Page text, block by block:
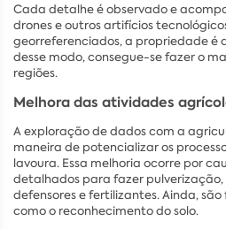
Cada detalhe é observado e
drones e outros artifícios
georreferenciados, a propriedade é
desse modo, consegue-se fazer o
regiões.
Melhora das atividades
A exploração de dados com a
maneira de potencializar os
lavoura. Essa melhoria ocorre por
detalhados para fazer
defensores e fertilizantes. Ainda, são
como o reconhecimento do solo.